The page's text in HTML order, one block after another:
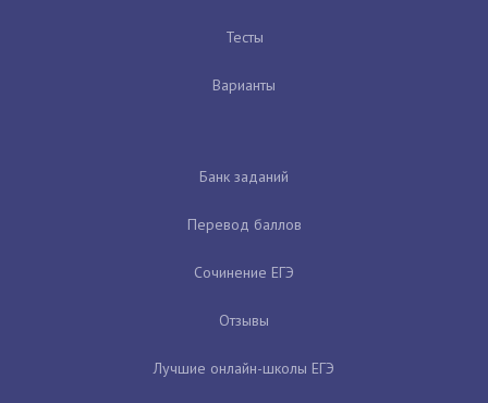
Тесты
Варианты
Банк заданий
Перевод баллов
Сочинение ЕГЭ
Отзывы
Лучшие онлайн-школы ЕГЭ